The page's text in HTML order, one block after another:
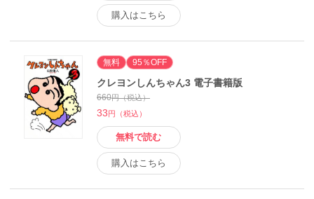
購入はこちら
無料 95％OFF
クレヨンしんちゃん3 電子書籍版
660円（税込）
33 円（税込）
無料で読む
購入はこちら